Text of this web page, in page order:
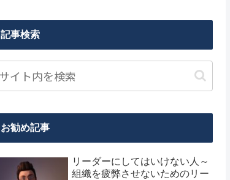
記事検索
お勧め記事
リーダーにしてはいけない人～
組織を疲弊させないためのリー